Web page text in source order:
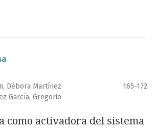
Débora Martínez
García, Gregorio
165-172
como activadora del sistema